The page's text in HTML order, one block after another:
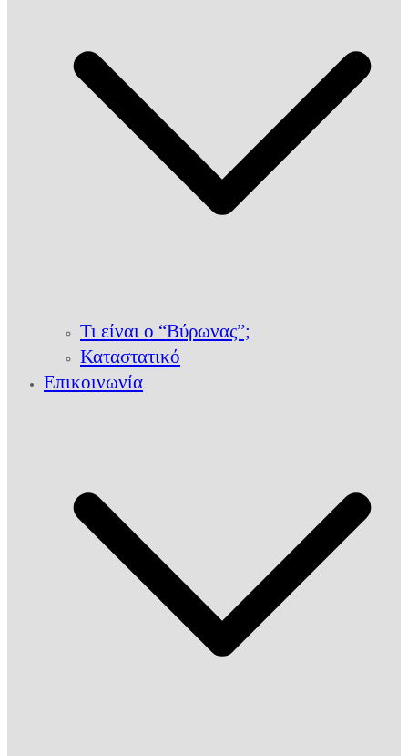
Τι είναι ο “Βύρωνας”;
Καταστατικό
Επικοινωνία